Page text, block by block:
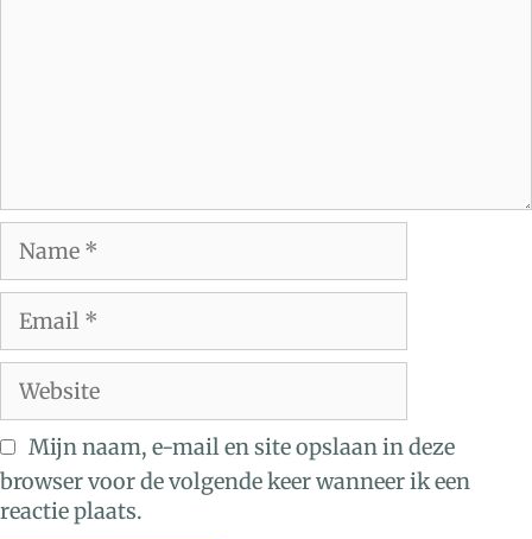
Mijn naam, e-mail en site opslaan in deze
browser voor de volgende keer wanneer ik een
reactie plaats.